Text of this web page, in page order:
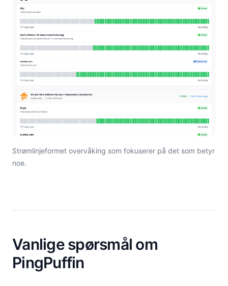
Strømlinjeformet overvåking som fokuserer på det som betyr
noe.
Vanlige spørsmål om
PingPuffin